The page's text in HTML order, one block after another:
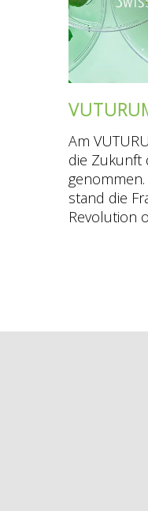
Am
die Zukunft
stand die
Revolution